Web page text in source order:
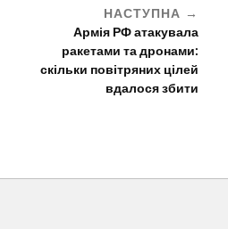
НАСТУПНА
Армія РФ атакувала
ракетами та дронами:
скільки повітряних цілей
вдалося збити